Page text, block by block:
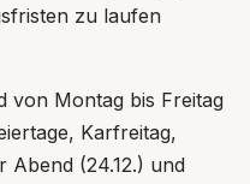
zu laufen
von Montag bis Freitag
Karfreitag,
Abend (24.12.) und